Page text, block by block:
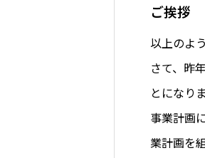
ご挨拶
以上のよ
さて、昨
とになり
事業計画
業計画を